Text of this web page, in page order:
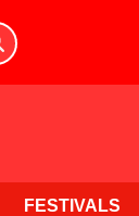
FESTIVALS